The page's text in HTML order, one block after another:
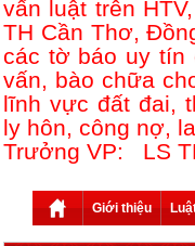
vấn luật trên
TH Cần Thơ,
các tờ báo uy tín
vấn, bào chữa
lĩnh vực đất đai,
ly hôn, công nợ,
Trưởng VP: LS
Giới thiệu